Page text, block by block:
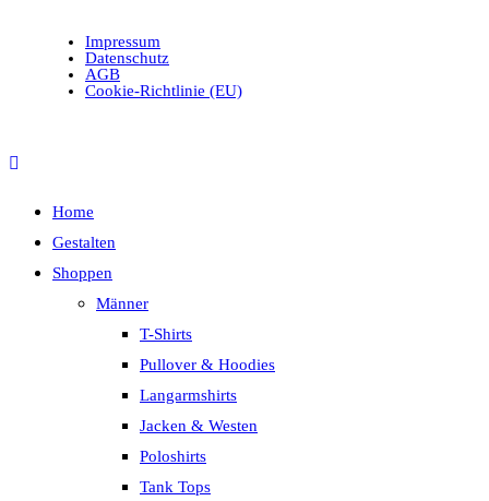
Impressum
Datenschutz
AGB
Cookie-Richtlinie (EU)
Home
Gestalten
Shoppen
Männer
T-Shirts
Pullover & Hoodies
Langarmshirts
Jacken & Westen
Poloshirts
Tank Tops